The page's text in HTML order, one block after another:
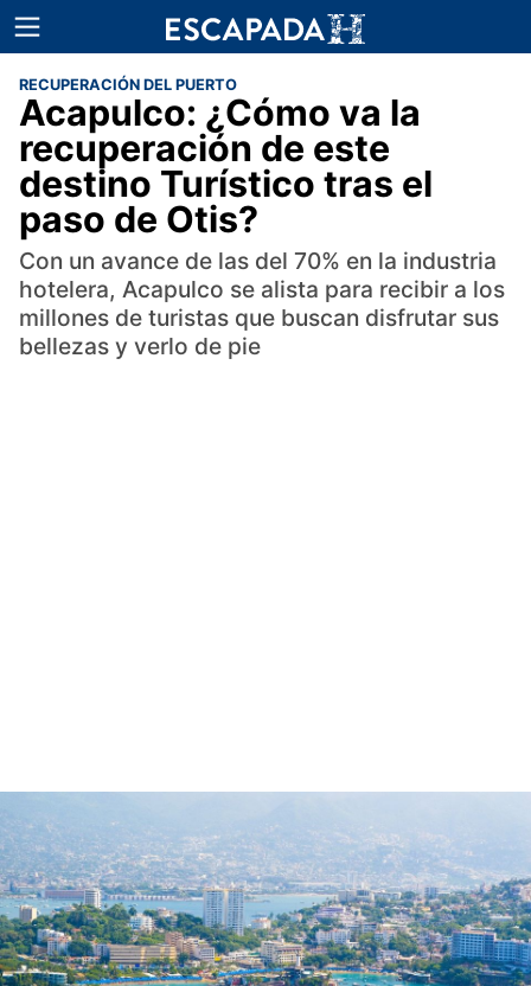
RECUPERACIÓN DEL PUERTO
Acapulco: ¿Cómo va la
recuperación de este
destino Turístico tras el
paso de Otis?
Con un avance de las del 70% en la industria
hotelera, Acapulco se alista para recibir a los
millones de turistas que buscan disfrutar sus
bellezas y verlo de pie